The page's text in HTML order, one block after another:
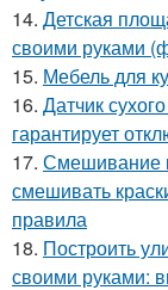
14. Детская
своими руками
15. Мебель для
16. Датчик
гарантирует
17. Смешивание
смешивать
правила
18. Построить
своими руками: